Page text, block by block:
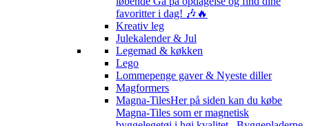
favoritter i dag! 🎶🔥
Kreativ leg
Julekalender & Jul
Legemad & køkken
Lego
Lommepenge gaver & Nyeste diller
Magformers
Magna-TilesHer på siden kan du købe
Magna-Tiles som er magnetisk